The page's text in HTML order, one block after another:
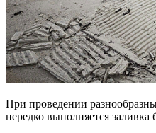
При проведении
нередко выполняется заливка